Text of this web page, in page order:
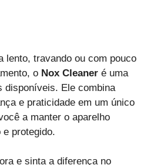
lento, travando ou com pouco
o Nox Cleaner é uma
disponíveis. Ele combina
e praticidade em um único
a manter o aparelho
protegido.
e sinta a diferença no